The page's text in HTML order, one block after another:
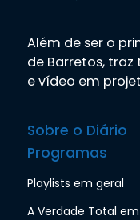
Além de ser o
de Barretos,
e vídeo em
Sobre o Diário
Programas
Playlists em geral
A Verdade Total